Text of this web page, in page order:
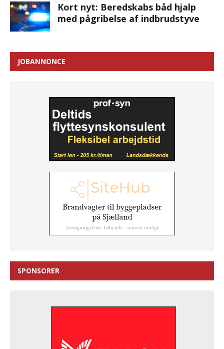
Kort nyt: Beredskabs båd hjalp
med pågribelse af indbrudstyve
JOBANNONCE
SPONSORER